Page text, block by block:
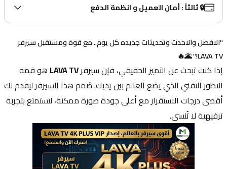
🔒 ثالثاً : أمان العميل و انظمة الدفع
LAVA TV!" 🌋🔥
إذا كنت تبحث عن التميز الحقيقي، فإن سيرفر LAVA TV
ترفيهية لا تُنسى.